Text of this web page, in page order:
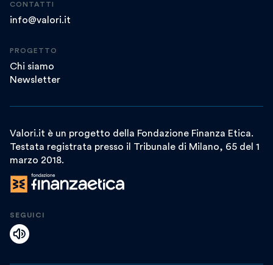
CONTATTI
info@valori.it
PROGETTO
Chi siamo
Newsletter
Valori.it è un progetto della Fondazione Finanza Etica.
Testata registrata presso il Tribunale di Milano, 65 del 1
marzo 2018.
SEGUICI